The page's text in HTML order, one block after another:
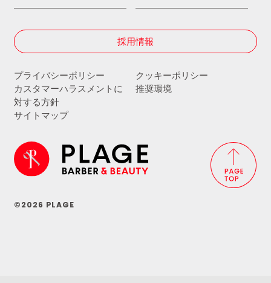
採用情報
プライバシーポリシー
クッキーポリシー
カスタマーハラスメントに
対する方針
推奨環境
サイトマップ
©2026 PLAGE